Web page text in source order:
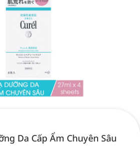
Da Cấp Ẩm Chuyên Sâu